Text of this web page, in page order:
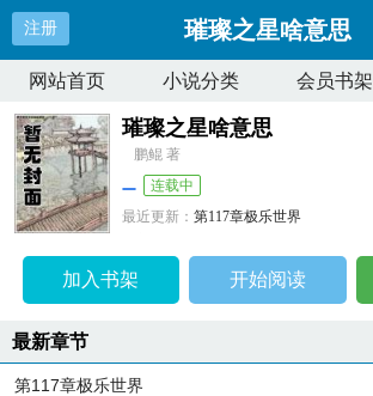
注册 璀璨之星啥意思
网站首页 小说分类 会员书架
璀璨之星啥意思
鹏鲲 著
连载中
最近更新：第117章极乐世界
加入书架 开始阅读
最新章节
第117章极乐世界